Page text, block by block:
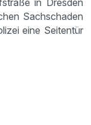
in Dresden
Sachschaden
eine Seitentür